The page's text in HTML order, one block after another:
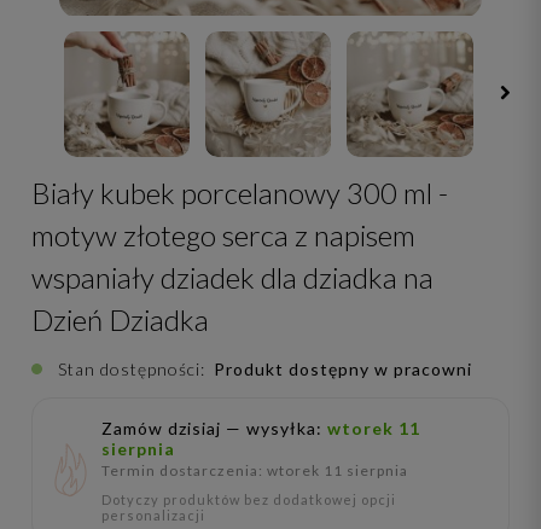
Biały kubek porcelanowy 300 ml -
motyw złotego serca z napisem
wspaniały dziadek dla dziadka na
Dzień Dziadka
Stan dostępności: Produkt dostępny w pracowni
Zamów dzisiaj — wysyłka: wtorek 11
sierpnia
Termin dostarczenia: wtorek 11 sierpnia
Dotyczy produktów bez dodatkowej opcji
personalizacji